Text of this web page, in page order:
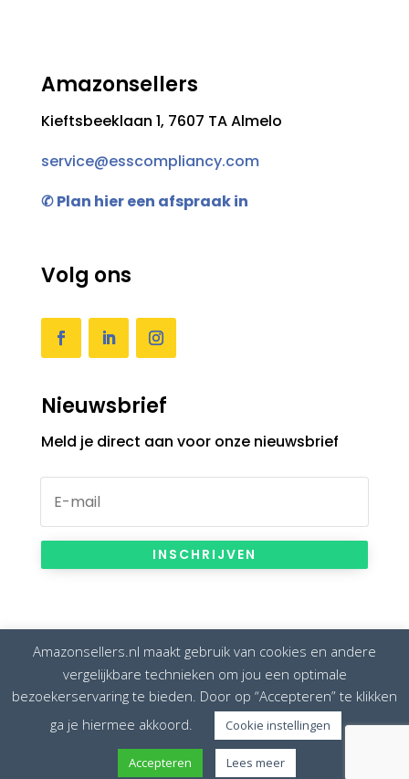
Amazonsellers
Kieftsbeeklaan 1, 7607 TA Almelo
service@esscompliancy.com
✆ Plan hier een afspraak in
Volg ons
Nieuwsbrief
Meld je direct aan voor onze nieuwsbrief
INSCHRIJVEN
Disclaimer Privacybeleid Cookiebeleid
Amazonsellers is onderdeel vanEuropean Seller
Solutions
Amazonsellers.nl maakt gebruik van cookies en andere
vergelijkbare technieken om jou een optimale
bezoekerservaring te bieden. Door op “Accepteren” te klikken
ga je hiermee akkoord.
Cookie instellingen
Accepteren Lees meer